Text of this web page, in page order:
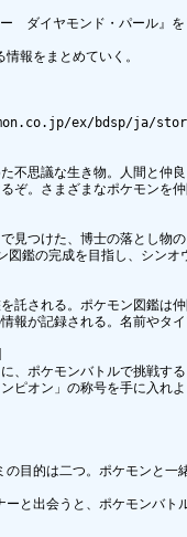
　ダイヤモンド・パール
報をまとめていく。
ex/bdsp/ja/story/
不思議な生き物。人間と
。さまざまなポケモンを
つけた、博士の落とし物
鑑の完成を目指し、シンオ
託される。ポケモン図鑑
報が記録される。名前や
、ポケモンバトルで挑戦
ピオン」の称号を手に入れよ
目的は二つ。ポケモンと
と出会うと、ポケモンバ